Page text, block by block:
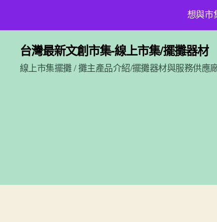
想與市
台灣最新文創市集-線上市集/擺攤器材
線上市集擺攤 / 攤主產品介紹/擺攤器材與服務供應